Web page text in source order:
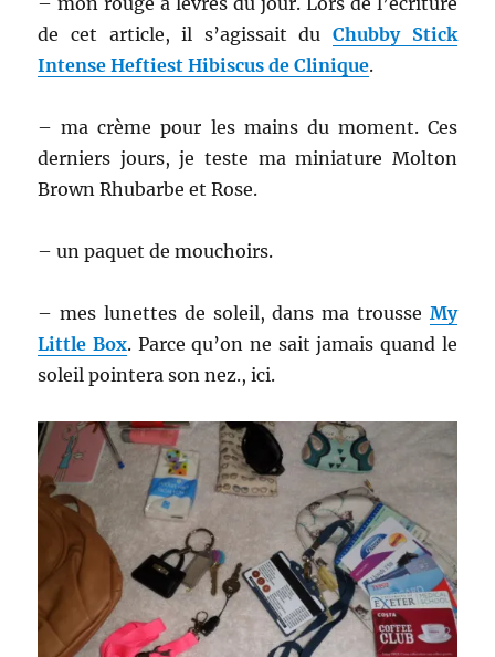
de cet article, il s’agissait du Chubby Stick
Intense Heftiest Hibiscus de Clinique.
– ma crème pour les mains du moment. Ces
derniers jours, je teste ma miniature Molton
Brown Rhubarbe et Rose.
– un paquet de mouchoirs.
– mes lunettes de soleil, dans ma trousse My
Little Box. Parce qu’on ne sait jamais quand le
soleil pointera son nez., ici.